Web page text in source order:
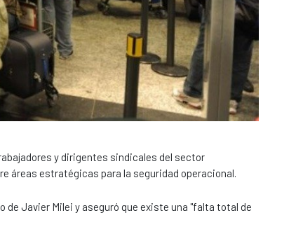
y dirigentes sindicales del sector
áreas estratégicas para la seguridad operacional.
de Javier Milei y aseguró que existe una "falta total de